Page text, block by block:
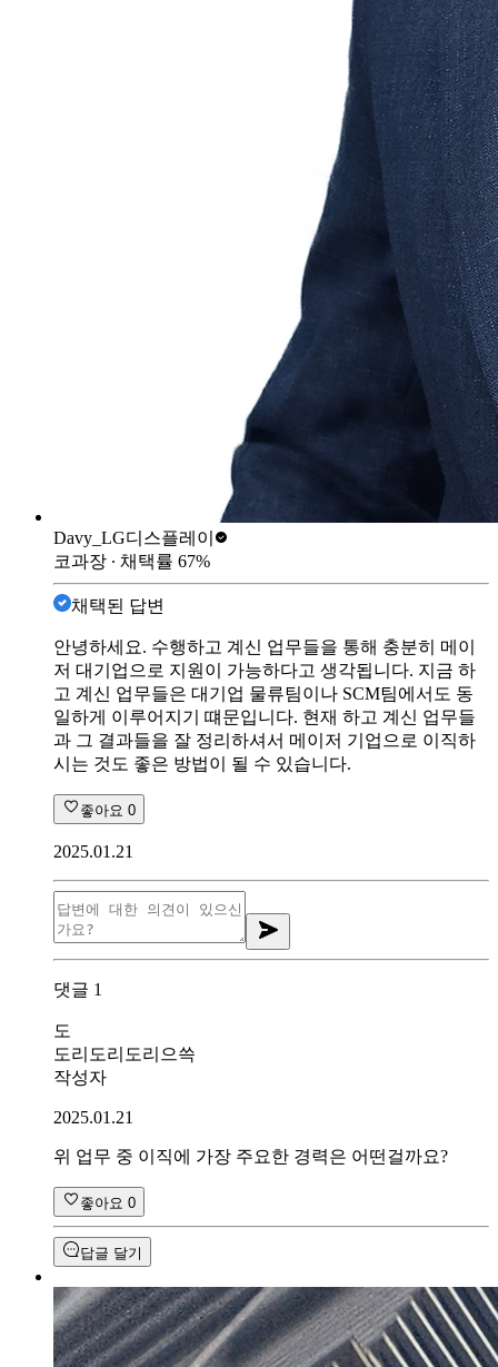
Davy_ LG디스플레이
코과장 ∙ 채택률 67%
채택된 답변
안녕하세요. 수행하고 계신 업무들을 통해 충분히 메이
저 대기업으로 지원이 가능하다고 생각됩니다. 지금 하
고 계신 업무들은 대기업 물류팀이나 SCM팀에서도 동
일하게 이루어지기 떄문입니다. 현재 하고 계신 업무들
과 그 결과들을 잘 정리하셔서 메이저 기업으로 이직하
시는 것도 좋은 방법이 될 수 있습니다.
좋아요 0
2025.01.21
댓글 1
도
도리도리도리으쓱
작성자
2025.01.21
위 업무 중 이직에 가장 주요한 경력은 어떤걸까요?
좋아요 0
답글 달기